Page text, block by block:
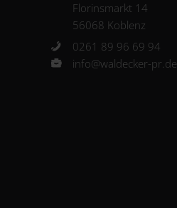
Florinsmarkt 14
56068 Koblenz
0261 89 96 69 94
info@waldecker-pr.de